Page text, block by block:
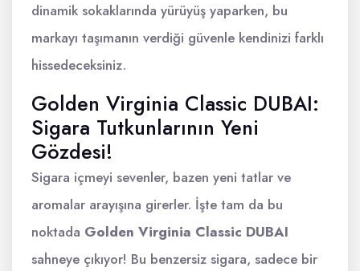
dinamik sokaklarında yürüyüş yaparken, bu
markayı taşımanın verdiği güvenle kendinizi farklı
hissedeceksiniz.
Golden Virginia Classic DUBAI:
Sigara Tutkunlarının Yeni
Gözdesi!
Sigara içmeyi sevenler, bazen yeni tatlar ve
aromalar arayışına girerler. İşte tam da bu
noktada Golden Virginia Classic DUBAI
sahneye çıkıyor! Bu benzersiz sigara, sadece bir